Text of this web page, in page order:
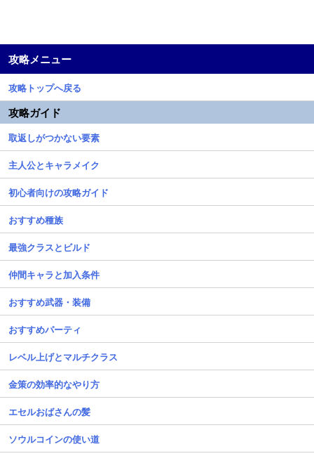
攻略メニュー
攻略トップへ戻る
攻略ガイド
取返しがつかない要素
主人公とキャラメイク
初心者向けの攻略ガイド
おすすめ種族
最強クラスとビルド
仲間キャラと加入条件
おすすめ武器・装備
おすすめパーティ
レベル上げとマルチクラス
金策の効率的なやり方
エセルおばさんの髪
ソウルコインの使い道